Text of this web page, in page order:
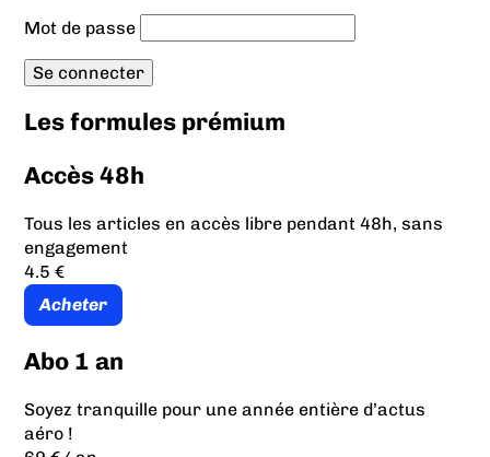
Mot de passe
Les formules prémium
Accès 48h
Tous les articles en accès libre pendant 48h, sans
engagement
4.5 €
Acheter
Abo 1 an
Soyez tranquille pour une année entière d’actus
aéro !